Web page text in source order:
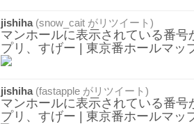
jishiha(snow_cait がリツイート)
マンホールに表示されている番
プリ、すげー | 東京番ホールマッ
jishiha(fastapple がリツイート)
マンホールに表示されている番
プリ、すげー | 東京番ホールマッ